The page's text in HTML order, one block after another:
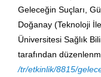
Geleceğin Suçları,
Doğanay (Teknoloji
Üniversitesi Sağlık
tarafından
/tr/etkinlik/8815/